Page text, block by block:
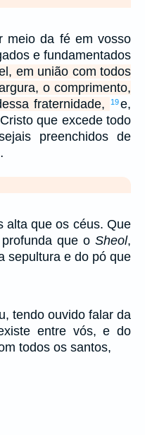
meio da fé em vosso
e fundamentados
em união com todos
o comprimento,
fraternidade,
19e,
que excede todo
preenchidos de
alta que os céus. Que
que o Sheol,
sepultura e do pó que
tendo ouvido falar da
entre vós, e do
todos os santos,